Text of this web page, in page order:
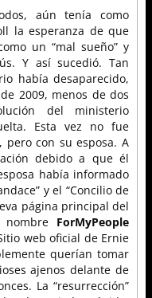
aún tenía como
la esperanza de que
un “mal sueño” y
Y así sucedió. Tan
había desaparecido,
2009, menos de dos
del ministerio
Esta vez no fue
con su esposa. A
debido a que él
había informado
y el “Concilio de
página principal del
ForMyPeople
web oficial de Ernie
querían tomar
ajenos delante de
La “resurrección”